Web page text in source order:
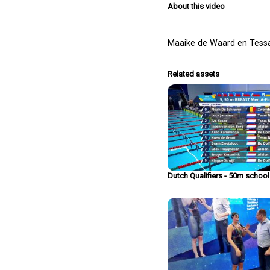
About this video
Maaike de Waard en
Related assets
Dutch Qualifiers - 50m